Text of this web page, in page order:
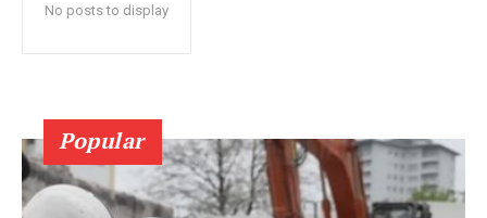
No posts to display
Popular